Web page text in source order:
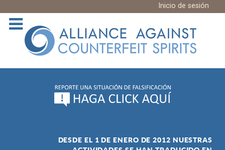
Inicio de sesión
DESDE EL 1 DE ENERO DE 2012 NUESTRAS